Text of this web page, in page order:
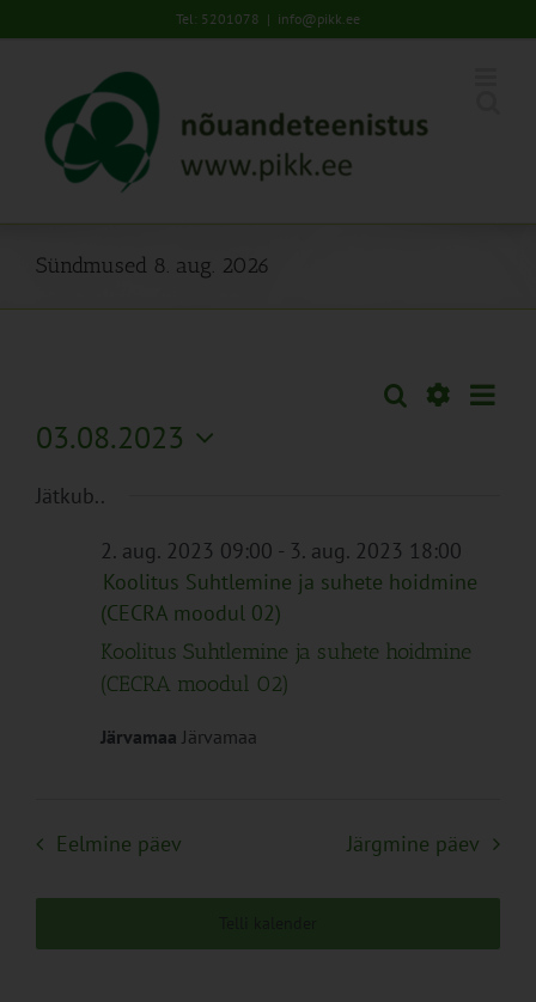
to
Tel: 5201078 | info@pikk.ee
Sündmused 8. aug. 2026
Sündmused
Navigation
Otsi Päev
03.08.2023
kuupäev.
Jätkub..
2. aug. 2023 09:00 - 3. aug. 2023 18:00
Koolitus Suhtlemine ja suhete hoidmine
(CECRA moodul 02)
Koolitus Suhtlemine ja suhete hoidmine
(CECRA moodul 02)
Järvamaa Järvamaa
Eelmine päev Järgmine päev